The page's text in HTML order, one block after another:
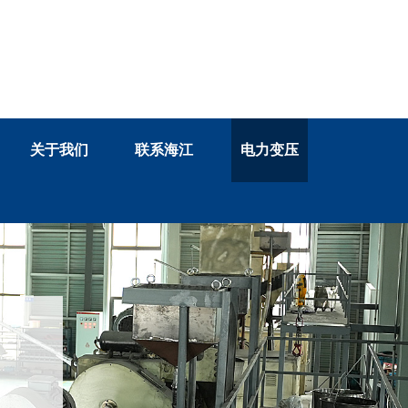
客服咨询电话：13758884033
关于我们 联系海江 电力变压